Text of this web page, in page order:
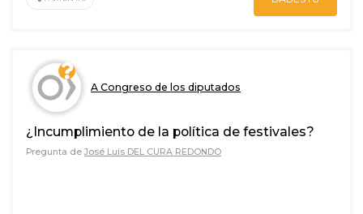
A Congreso de los diputados
¿Incumplimiento de la política de festivales?
Pregunta de José Luis DEL CURA REDONDO